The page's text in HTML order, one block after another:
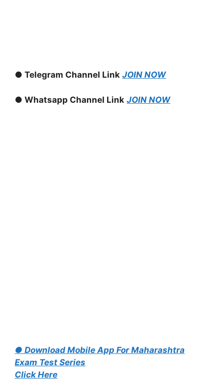
● Telegram Channel Link JOIN NOW
● Whatsapp Channel Link JOIN NOW
● Download Mobile App For Maharashtra
Exam Test Series
Click Here